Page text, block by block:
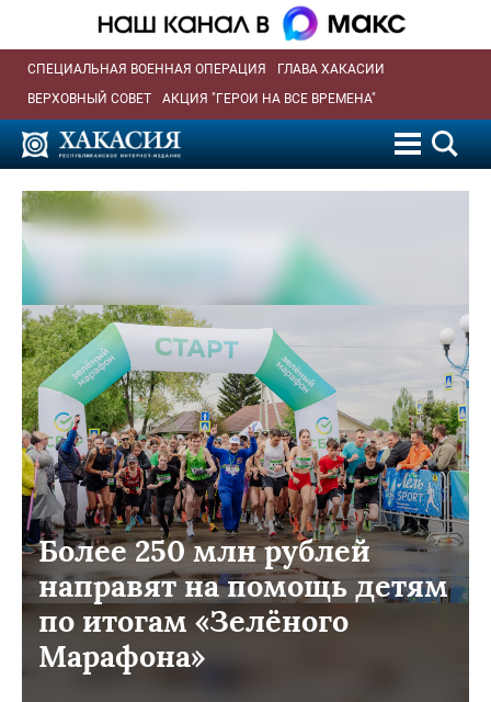
СПЕЦИАЛЬНАЯ ВОЕННАЯ ОПЕРАЦИЯ
ГЛАВА ХАКАСИИ
ВЕРХОВНЫЙ СОВЕТ
АКЦИЯ "ГЕРОИ НА ВСЕ ВРЕМЕНА"
Более 250 млн рублей
направят на помощь детям
по итогам «Зелёного
Марафона»